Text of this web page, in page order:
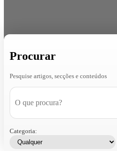
Procurar
Pesquise artigos, secções e conteúdos
Categoria: